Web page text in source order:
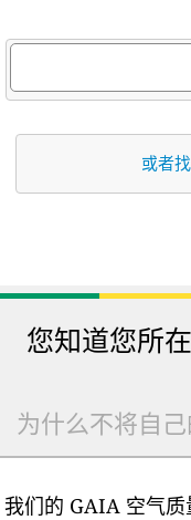
或者
您知道您所
为什么不将自
我们的 GAIA 空气